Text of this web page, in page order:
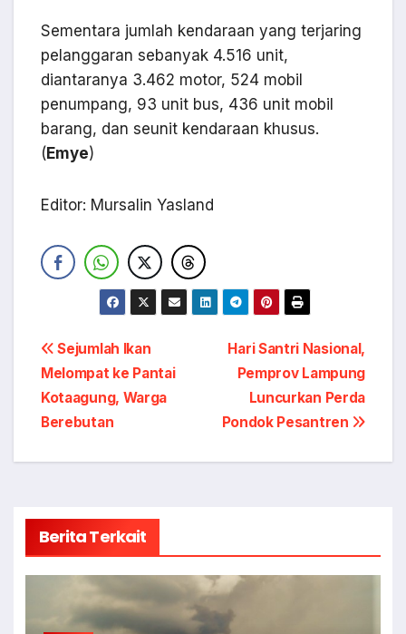
Sementara jumlah kendaraan yang terjaring
pelanggaran sebanyak 4.516 unit,
diantaranya 3.462 motor, 524 mobil
penumpang, 93 unit bus, 436 unit mobil
barang, dan seunit kendaraan khusus.
( Emye)
Editor: Mursalin Yasland
Navigasi
pos
Hari Santri Nasional,
Pemprov Lampung
Luncurkan Perda
Pondok Pesantren
Sejumlah Ikan
Melompat ke Pantai
Kotaagung, Warga
Berebutan
Berita Terkait